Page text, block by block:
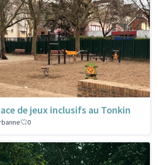
de jeux inclusifs au Tonkin
0